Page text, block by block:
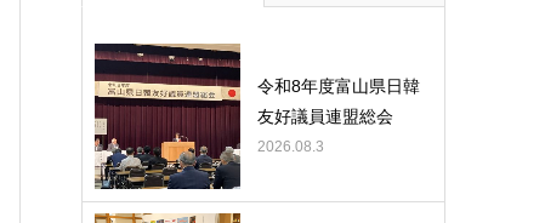
令和8年度富山県日韓
友好議員連盟総会
2026.08.3